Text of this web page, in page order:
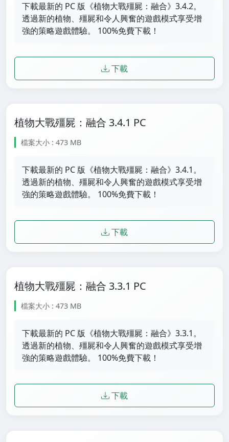
下載最新的 PC 版《植物大戰殭屍：融合》3.4.2。
透過新的植物、殭屍和令人興奮的遊戲模式享受增
強的策略遊戲體驗。 100%免費下載！
下載
植物大戰殭屍：融合 3.4.1 PC
檔案大小 : 473 MB
下載最新的 PC 版《植物大戰殭屍：融合》3.4.1。
透過新的植物、殭屍和令人興奮的遊戲模式享受增
強的策略遊戲體驗。 100%免費下載！
下載
植物大戰殭屍：融合 3.3.1 PC
檔案大小 : 473 MB
下載最新的 PC 版《植物大戰殭屍：融合》3.3.1。
透過新的植物、殭屍和令人興奮的遊戲模式享受增
強的策略遊戲體驗。 100%免費下載！
下載